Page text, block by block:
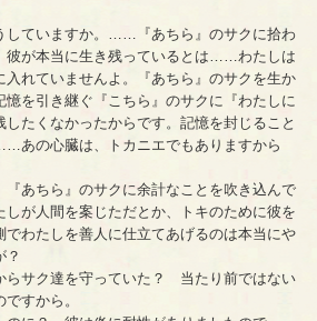
していますか。……『あちら』のサクに拾わ
が本当に生き残っているとは……わたしは
入れていませんよ。『あちら』のサクを生か
憶を引き継ぐ『こちら』のサクに『わたしに
たくなかったからです。記憶を封じること
あの心臓は、トカニエでもありますから
あちら』のサクに余計なことを吹き込んで
が人間を案じただとか、トキのために彼を
でわたしを善人に仕立てあげるのは本当にや
？
らサク達を守っていた？ 当たり前ではない
すから。